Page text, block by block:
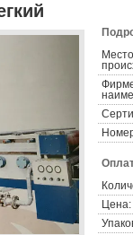
Место
Цена: